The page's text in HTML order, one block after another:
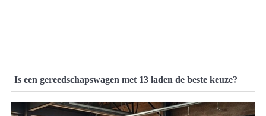
Is een gereedschapswagen met 13 laden de beste keuze?